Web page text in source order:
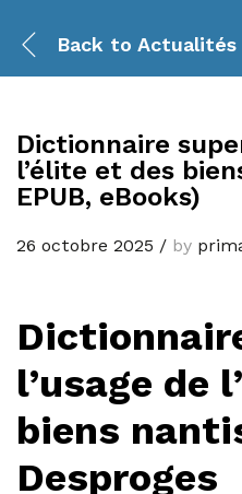
Back to Actualités
Dictionnaire
l’élite et des
EPUB, eBooks)
26 octobre 2025 / by
l’usage de
biens
Desproges